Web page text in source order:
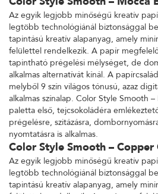
Color Style Smooth – Mocca
Az egyik legjobb minőségű kreatív
legtöbb technológiánál biztonsággal
tapintású kreatív alapanyag, amely
felülettel rendelkezik. A papír
tapintható prégelési mélységet, de
alkalmas alternatívát kínál. A
melyből 9 szín világos tónusú, azaz
alkalmas színalap. Color Style Smooth
paletta első, tejcsokoládéra
prégelésre, szitázásra,
nyomtatásra is alkalmas.
Color Style Smooth –
Az egyik legjobb minőségű kreatív
legtöbb technológiánál biztonsággal
tapintású kreatív alapanyag, amely